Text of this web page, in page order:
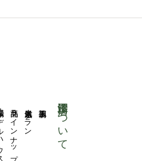
沼澤工務店について
人気厳選プラン
商品ラインナップ
ウス